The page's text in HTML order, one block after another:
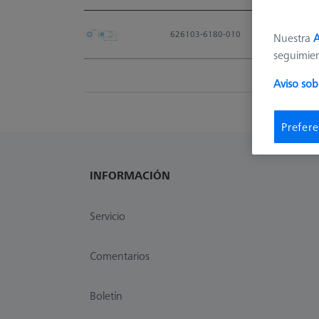
626103-6180-010
INFORMACIÓN
Servicio
Comentarios
Boletín
Nuestra
Aviso